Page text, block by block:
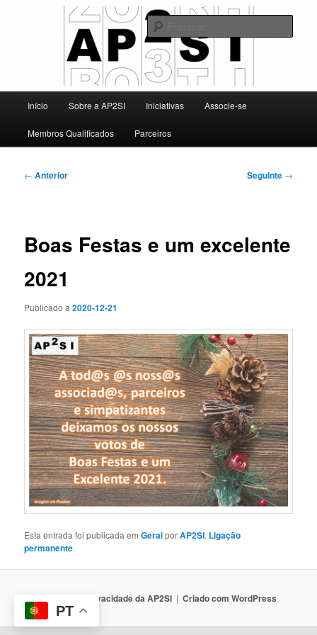
AP2SI
Associação Portuguesa para a Promoção da Segurança da Informação
principal
Início Sobre a AP2SI Iniciativas Associe-se
Membros Qualificados Parceiros
Navegação
← Anterior Seguinte →
Boas Festas e um excelente
2021
Publicado a2020-12-21
Esta entrada foi publicada emGeralporAP2SI. Ligação
permanente.
Política de Privacidade da AP2SI Criado com WordPress
PT